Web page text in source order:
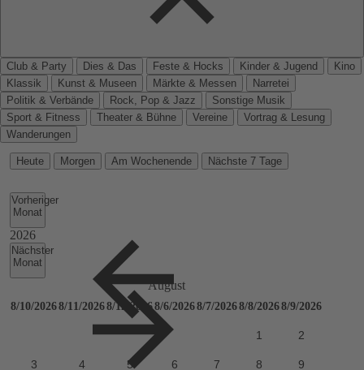
Club & Party Dies & Das Feste & Hocks Kinder & Jugend
Kino
Klassik
Kunst & Museen Märkte & Messen
Narretei
Politik & Verbände
Rock, Pop & Jazz
Sonstige Musik
Sport & Fitness
Theater & Bühne Vereine
Vortrag & Lesung
Wanderungen
Heute Morgen Am Wochenende Nächste 7 Tage
Vorheriger
Monat
Nächster
Monat